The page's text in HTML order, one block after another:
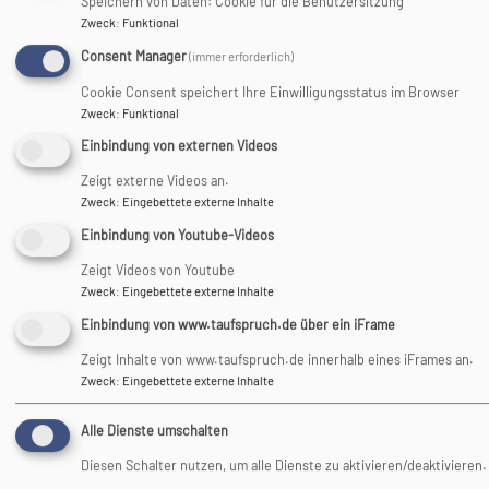
Seitennummerierung
First
page
«
Anfang
Vorherige
Seite
‹
vorherige
Seite
… Seite
11 Seite
12
Seite
Zweck: Funktional
Consent Manager(immer erforderlich)
Cookie Consent speichert Ihre Einwilligungsstatus im Browser
Zweck: Funktional
Einbindung von externen Videos
Zeigt externe Videos an.
Zweck: Eingebettete externe Inhalte
Einbindung von Youtube-Videos
Zeigt Videos von Youtube
Zweck: Eingebettete externe Inhalte
Einbindung von www.taufspruch.de über ein iFrame
Zeigt Inhalte von www.taufspruch.de innerhalb eines iFrames an.
Zweck: Eingebettete externe Inhalte
Alle Dienste umschalten
Diesen Schalter nutzen, um alle Dienste zu aktivieren/deaktivieren.